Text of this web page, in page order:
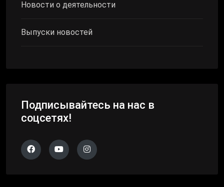
Новости о деятельности
Выпуски новостей
Подписывайтесь на нас в
соцсетях!